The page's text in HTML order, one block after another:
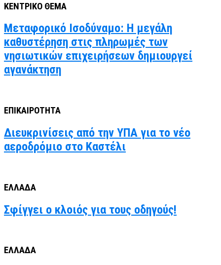
ΚΕΝΤΡΙΚΟ ΘΕΜΑ
Μεταφορικό Ισοδύναμο: Η μεγάλη
καθυστέρηση στις πληρωμές των
νησιωτικών επιχειρήσεων δημιουργεί
αγανάκτηση
ΕΠΙΚΑΙΡΟΤΗΤΑ
Διευκρινίσεις από την ΥΠΑ για το νέο
αεροδρόμιο στο Καστέλι
ΕΛΛΑΔΑ
Σφίγγει ο κλοιός για τους οδηγούς!
ΕΛΛΑΔΑ